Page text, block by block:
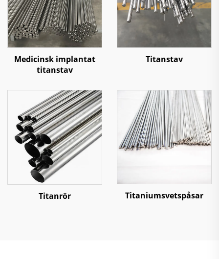
Medicinsk implantat
titanstav
Titanstav
Titanrör Titaniumsvetspåsar